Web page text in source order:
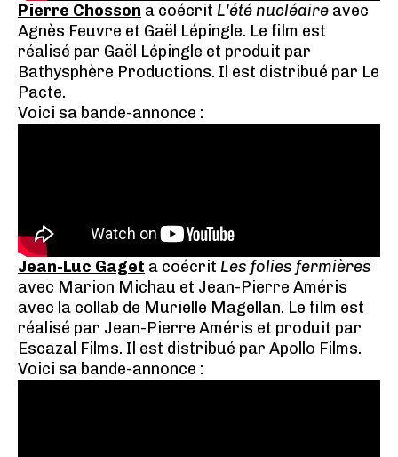
Pierre Chosson a coécrit L'été nucléaire avec
Agnès Feuvre et Gaël Lépingle. Le film est
réalisé par Gaël Lépingle et produit par
Bathysphère Productions. Il est distribué par Le
Pacte.
Voici sa bande-annonce :
Jean-Luc Gaget a coécrit Les folies fermières
avec Marion Michau et Jean-Pierre Améris
avec la collab de Murielle Magellan. Le film est
réalisé par Jean-Pierre Améris et produit par
Escazal Films. Il est distribué par Apollo Films.
Voici sa bande-annonce :